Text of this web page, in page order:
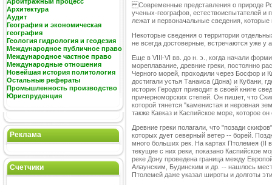
Архитектура
Аудит
География и экономическая
география
Геология гидрология и геодезия
Международное публичное право
Международное частное право
Международные отношения
Новейшая история политология
Остальные рефераты
Промышленность производство
Юриспруденция
Реклама
Счетчики
Современные представления о природе
ученых-географов, естествоиспытателей и
лежат и первоначальные сведения,
Некоторые сведения о территории
не всегда достоверные, встречаются уже у
Еще в VIII-VI вв. до н. э., когда начали
мореплавание, древние греки, постоянно
Черного морей, проходили через Босфор и
достигали устья Танаиса (Дона) и Кубани,
историк Геродот приводит в своей книге
причерноморских степей. Он пишет, что
которой тянется "каменистая и неровная
также Кавказ и Каспийское море, которое
Древние греки полагали, что "позади
которых дует северный ветер -- борей.
много больших рек. На картах Птолемея (II
текущие с них реки, показано Каспийское
реке Дону проведена граница между
Алаунским, Будинским и др. -- нашлось
Птолемей даже указал широты и долготы